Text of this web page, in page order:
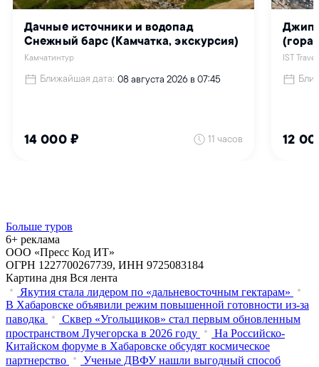
Больше туров
6+ реклама
ООО «Пресс Код ИТ»
ОГРН 1227700267739, ИНН 9725083184
Картина дня Вся лента
Якутия стала лидером по «дальневосточным гектарам»
В Хабаровске объявили режим повышенной готовности из‑за
паводка
Сквер «Угольщиков» стал первым обновленным
пространством Лучегорска в 2026 году
На Российско-
Китайском форуме в Хабаровске обсудят космическое
партнерство
Ученые ДВФУ нашли выгодный способ